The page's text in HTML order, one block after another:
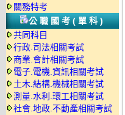
關務特考
公職國考(單科)
共同科目
行政.司法相關考試
商業.會計相關考試
電子.電機.資訊相關考試
土木.結構.機械相關考試
測量.水利.環工相關考試
社會.地政.不動產相關考試